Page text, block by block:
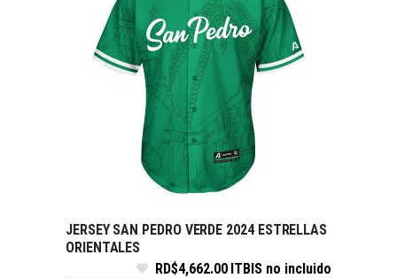
SELECCIONAR OPCIONES
JERSEY SAN PEDRO VERDE 2024 ESTRELLAS
ORIENTALES
RD$4,662.00 ITBIS no incluido